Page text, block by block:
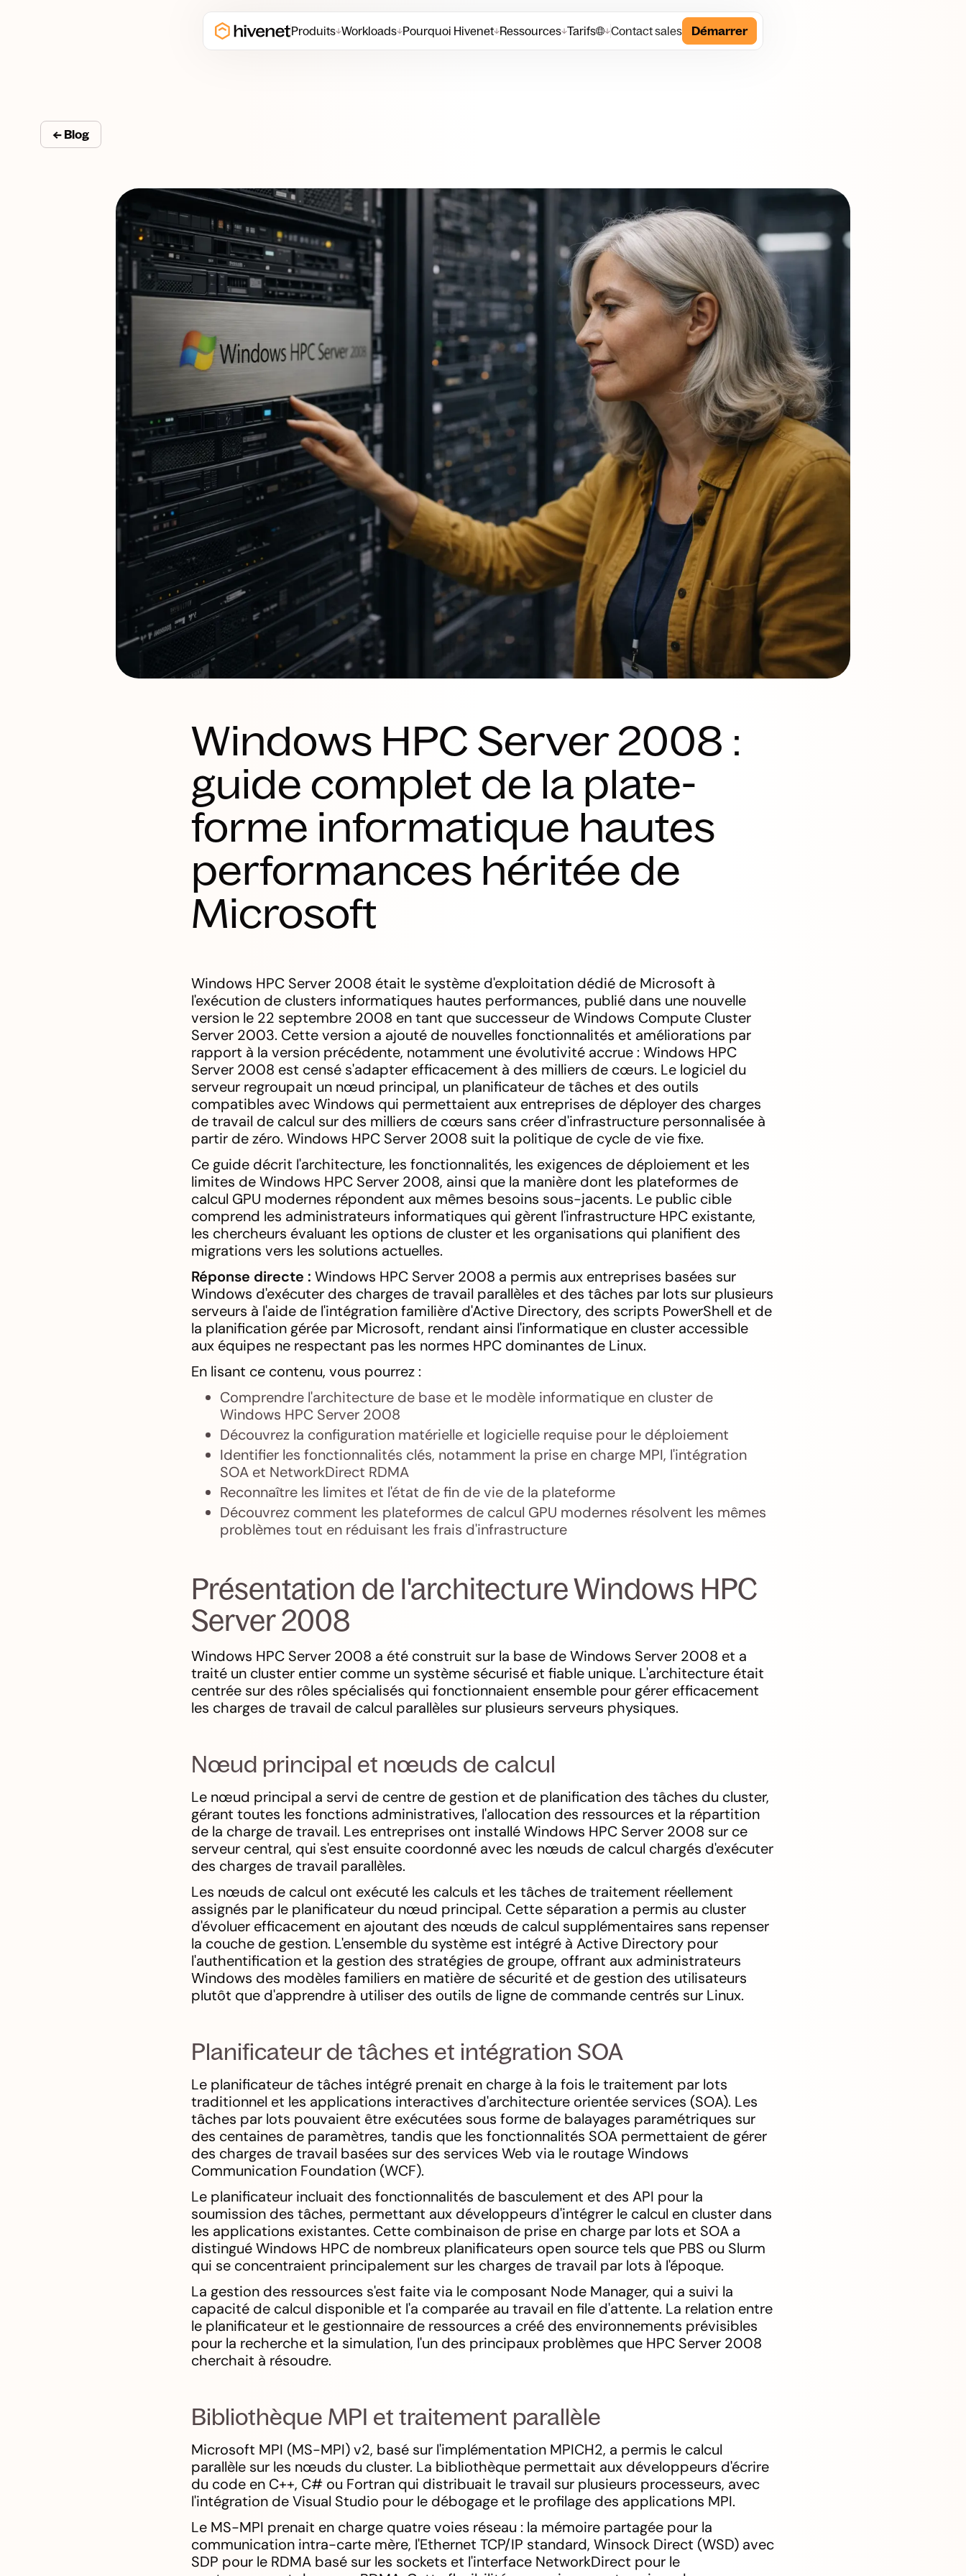
Produits↓Workloads↓Pourquoi Hivenet↓Ressources↓Tarifs ↓Contact sales Démarrer
← Blog
Windows HPC Server 2008 :
guide complet de la plate-
forme informatique hautes
performances héritée de
Microsoft
Windows HPC Server 2008 était le système d'exploitation dédié de Microsoft à
l'exécution de clusters informatiques hautes performances, publié dans une nouvelle
version le 22 septembre 2008 en tant que successeur de Windows Compute Cluster
Server 2003. Cette version a ajouté de nouvelles fonctionnalités et améliorations par
rapport à la version précédente, notamment une évolutivité accrue : Windows HPC
Server 2008 est censé s'adapter efficacement à des milliers de cœurs. Le logiciel du
serveur regroupait un nœud principal, un planificateur de tâches et des outils
compatibles avec Windows qui permettaient aux entreprises de déployer des charges
de travail de calcul sur des milliers de cœurs sans créer d'infrastructure personnalisée à
partir de zéro. Windows HPC Server 2008 suit la politique de cycle de vie fixe.
Ce guide décrit l'architecture, les fonctionnalités, les exigences de déploiement et les
limites de Windows HPC Server 2008, ainsi que la manière dont les plateformes de
calcul GPU modernes répondent aux mêmes besoins sous-jacents. Le public cible
comprend les administrateurs informatiques qui gèrent l'infrastructure HPC existante,
les chercheurs évaluant les options de cluster et les organisations qui planifient des
migrations vers les solutions actuelles.
Réponse directe : Windows HPC Server 2008 a permis aux entreprises basées sur
Windows d'exécuter des charges de travail parallèles et des tâches par lots sur plusieurs
serveurs à l'aide de l'intégration familière d'Active Directory, des scripts PowerShell et de
la planification gérée par Microsoft, rendant ainsi l'informatique en cluster accessible
aux équipes ne respectant pas les normes HPC dominantes de Linux.
En lisant ce contenu, vous pourrez :
Comprendre l'architecture de base et le modèle informatique en cluster de
Windows HPC Server 2008
Découvrez la configuration matérielle et logicielle requise pour le déploiement
Identifier les fonctionnalités clés, notamment la prise en charge MPI, l'intégration
SOA et NetworkDirect RDMA
Reconnaître les limites et l'état de fin de vie de la plateforme
Découvrez comment les plateformes de calcul GPU modernes résolvent les mêmes
problèmes tout en réduisant les frais d'infrastructure
Présentation de l'architecture Windows HPC
Server 2008
Windows HPC Server 2008 a été construit sur la base de Windows Server 2008 et a
traité un cluster entier comme un système sécurisé et fiable unique. L'architecture était
centrée sur des rôles spécialisés qui fonctionnaient ensemble pour gérer efficacement
les charges de travail de calcul parallèles sur plusieurs serveurs physiques.
Nœud principal et nœuds de calcul
Le nœud principal a servi de centre de gestion et de planification des tâches du cluster,
gérant toutes les fonctions administratives, l'allocation des ressources et la répartition
de la charge de travail. Les entreprises ont installé Windows HPC Server 2008 sur ce
serveur central, qui s'est ensuite coordonné avec les nœuds de calcul chargés d'exécuter
des charges de travail parallèles.
Les nœuds de calcul ont exécuté les calculs et les tâches de traitement réellement
assignés par le planificateur du nœud principal. Cette séparation a permis au cluster
d'évoluer efficacement en ajoutant des nœuds de calcul supplémentaires sans repenser
la couche de gestion. L'ensemble du système est intégré à Active Directory pour
l'authentification et la gestion des stratégies de groupe, offrant aux administrateurs
Windows des modèles familiers en matière de sécurité et de gestion des utilisateurs
plutôt que d'apprendre à utiliser des outils de ligne de commande centrés sur Linux.
Planificateur de tâches et intégration SOA
Le planificateur de tâches intégré prenait en charge à la fois le traitement par lots
traditionnel et les applications interactives d'architecture orientée services (SOA). Les
tâches par lots pouvaient être exécutées sous forme de balayages paramétriques sur
des centaines de paramètres, tandis que les fonctionnalités SOA permettaient de gérer
des charges de travail basées sur des services Web via le routage Windows
Communication Foundation (WCF).
Le planificateur incluait des fonctionnalités de basculement et des API pour la
soumission des tâches, permettant aux développeurs d'intégrer le calcul en cluster dans
les applications existantes. Cette combinaison de prise en charge par lots et SOA a
distingué Windows HPC de nombreux planificateurs open source tels que PBS ou Slurm
qui se concentraient principalement sur les charges de travail par lots à l'époque.
La gestion des ressources s'est faite via le composant Node Manager, qui a suivi la
capacité de calcul disponible et l'a comparée au travail en file d'attente. La relation entre
le planificateur et le gestionnaire de ressources a créé des environnements prévisibles
pour la recherche et la simulation, l'un des principaux problèmes que HPC Server 2008
cherchait à résoudre.
Bibliothèque MPI et traitement parallèle
Microsoft MPI (MS-MPI) v2, basé sur l'implémentation MPICH2, a permis le calcul
parallèle sur les nœuds du cluster. La bibliothèque permettait aux développeurs d'écrire
du code en C++, C# ou Fortran qui distribuait le travail sur plusieurs processeurs, avec
l'intégration de Visual Studio pour le débogage et le profilage des applications MPI.
Le MS-MPI prenait en charge quatre voies réseau : la mémoire partagée pour la
communication intra-carte mère, l'Ethernet TCP/IP standard, Winsock Direct (WSD) avec
SDP pour le RDMA basé sur les sockets et l'interface NetworkDirect pour le